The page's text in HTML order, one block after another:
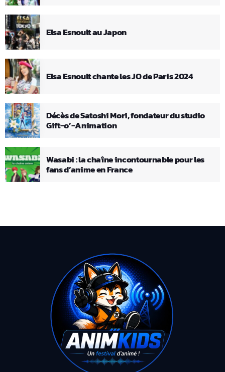
Elsa Esnoult au Japon
Elsa Esnoult chante les JO de Paris 2024
Décès de Satoshi Mori, fondateur du studio
Gift-o’-Animation
Wasabi : la chaîne incontournable pour les
fans d’anime en France